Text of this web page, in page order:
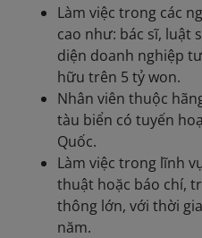
Làm việc trong các
cao như: bác sĩ, luật
diện doanh nghiệp
hữu trên 5 tỷ won.
Nhân viên thuộc
tàu biển có tuyến
Quốc.
Làm việc trong lĩnh
thuật hoặc báo chí,
thông lớn, với thời
năm.